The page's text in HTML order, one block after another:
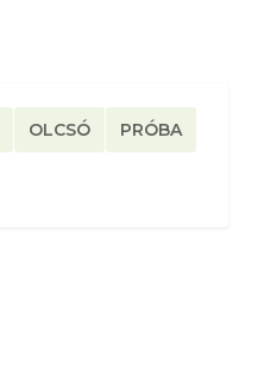
OLCSÓ PRÓBA